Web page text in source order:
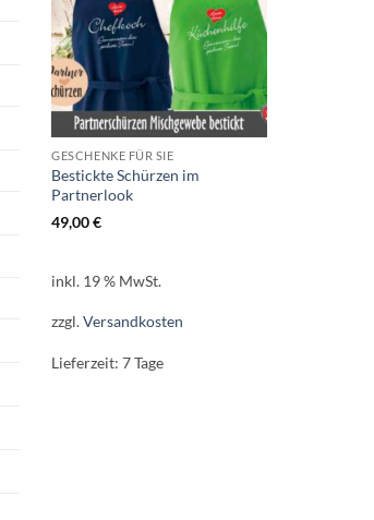
GESCHENKE FÜR SIE
Bestickte Schürzen im
Partnerlook
49,00€
inkl. 19 % MwSt.
zzgl.Versandkosten
Lieferzeit:7 Tage